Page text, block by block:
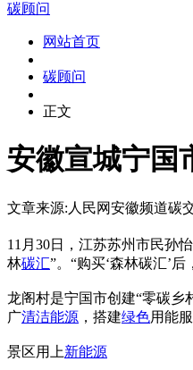
碳顾问
网站首页
碳顾问
正文
安徽宣城宁国
文章来源:人民网安徽频道碳
11月30日，江苏苏州市民孙
林碳汇”。“购买‘森林碳汇’
龙阁村是宁国市创建“零碳乡
广清洁能源 ，搭建绿色用能
景区用上新能源